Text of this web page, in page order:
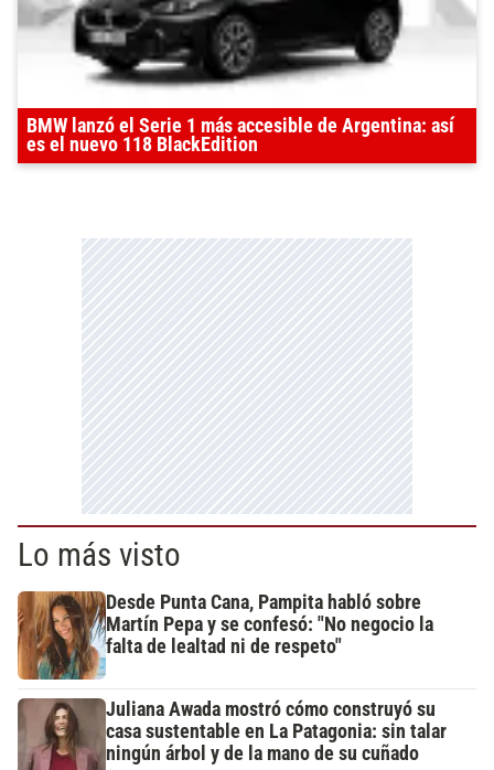
BMW lanzó el Serie 1 más accesible de Argentina: así
es el nuevo 118 BlackEdition
Lo más visto
Desde Punta Cana, Pampita habló sobre
Martín Pepa y se confesó: "No negocio la
falta de lealtad ni de respeto"
Juliana Awada mostró cómo construyó su
casa sustentable en La Patagonia: sin talar
ningún árbol y de la mano de su cuñado